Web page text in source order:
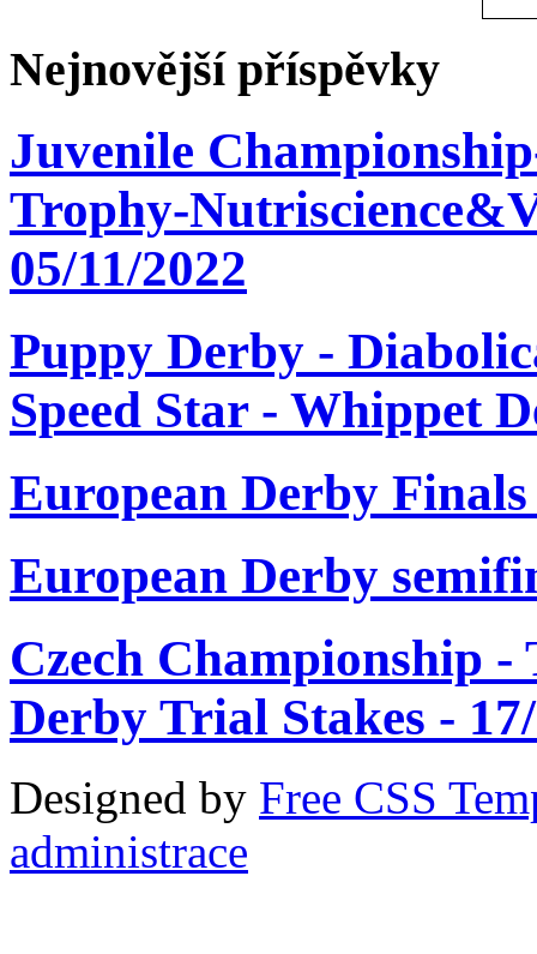
Nejnovější příspěvky
Juvenile
Trophy-
05/11/2022
Puppy Derby -
Speed Star - Whippet
European Derby Finals
European Derby
Czech Championship -
Derby Trial Stakes -
Designed by Free CSS
administrace